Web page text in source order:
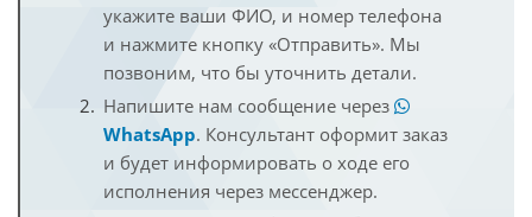
укажите ваши ФИО, и номер телефона
и нажмите кнопку «Отправить». Мы
позвоним, что бы уточнить детали.
Напишите нам сообщение через
WhatsApp. Консультант оформит заказ
и будет информировать о ходе его
исполнения через мессенджер.